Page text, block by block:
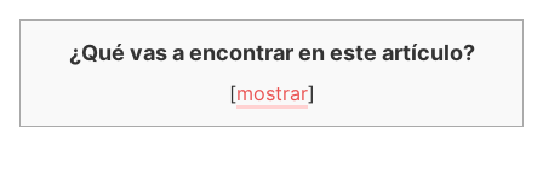
¿Qué vas a encontrar en este artículo?
[mostrar]